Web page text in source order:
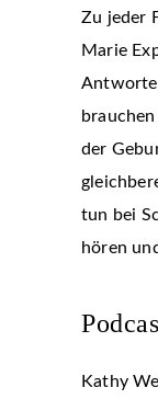
Zu jeder
Marie
der
tun bei
hören
Kathy